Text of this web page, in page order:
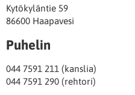
Kytökyläntie 59
86600 Haapavesi
Puhelin
044 7591 211 (kanslia)
044 7591 290 (rehtori)